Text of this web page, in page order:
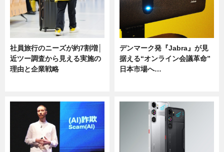
社員旅行のニーズが約7割増│
近ツー調査から見える実施の
理由と企業戦略
デンマーク発『Jabra』が見
据える“オンライン会議革命”
日本市場へ…